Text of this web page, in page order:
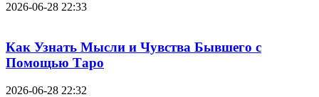
2026-06-28 22:33
Как Узнать Мысли и Чувства Бывшего с
Помощью Таро
2026-06-28 22:32